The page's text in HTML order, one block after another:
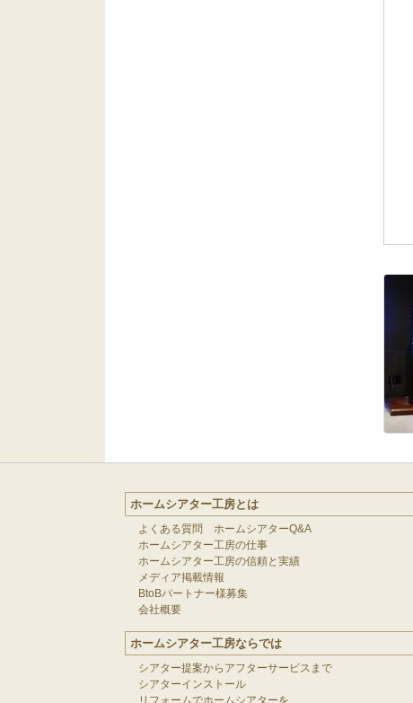
ホームシアター工房とは
よくある質問 ホームシアターQ&A
ホームシアター工房の仕事
ホームシアター工房の信頼と実績
メディア掲載情報
BtoBパートナー様募集
会社概要
ホームシアター工房ならでは
シアター提案からアフターサービスまで
シアターインストール
リフォームでホームシアターを